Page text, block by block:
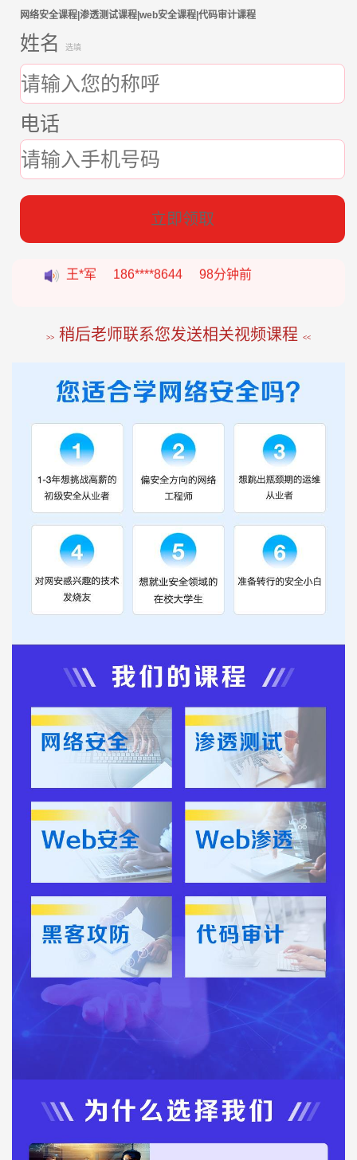
网络安全课程|渗透测试课程|web安全课程|代码审计课程
姓名 选填
电话
立即领取
188****2207 22分钟前
王*军 98分钟前
>> 稍后老师联系您发送相关视频课程 <<